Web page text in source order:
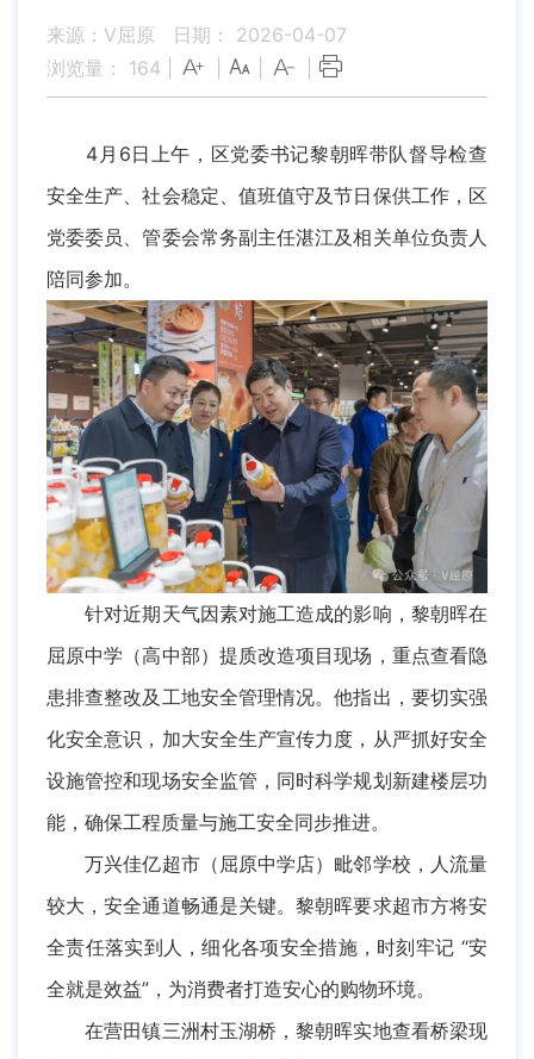
来源：V屈原
日期： 2026-04-07
浏览量： 164
4月6日上午，区党委书记黎朝晖带队督导检查
安全生产、社会稳定、值班值守及节日保供工作，区
党委委员、管委会常务副主任湛江及相关单位负责人
陪同参加。
针对近期天气因素对施工造成的影响，黎朝晖在
屈原中学（高中部）提质改造项目现场，重点查看隐
患排查整改及工地安全管理情况。他指出，要切实强
化安全意识，加大安全生产宣传力度，从严抓好安全
设施管控和现场安全监管，同时科学规划新建楼层功
能，确保工程质量与施工安全同步推进。
万兴佳亿超市（屈原中学店）毗邻学校，人流量
较大，安全通道畅通是关键。黎朝晖要求超市方将安
全责任落实到人，细化各项安全措施，时刻牢记 “安
全就是效益”，为消费者打造安心的购物环境。
在营田镇三洲村玉湖桥，黎朝晖实地查看桥梁现